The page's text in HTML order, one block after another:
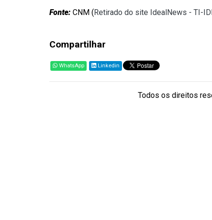
Fonte: CNM (Retirado do site IdealNews - TI-
Compartilhar
WhatsApp Linkedin
Todos os direitos